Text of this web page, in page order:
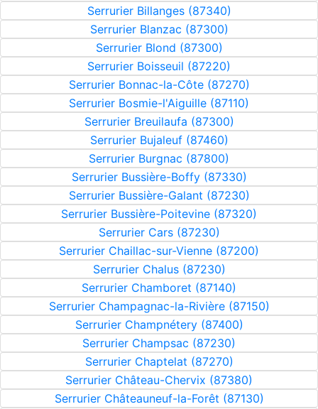
Serrurier Billanges (87340)
Serrurier Blanzac (87300)
Serrurier Blond (87300)
Serrurier Boisseuil (87220)
Serrurier Bonnac-la-Côte (87270)
Serrurier Bosmie-l'Aiguille (87110)
Serrurier Breuilaufa (87300)
Serrurier Bujaleuf (87460)
Serrurier Burgnac (87800)
Serrurier Bussière-Boffy (87330)
Serrurier Bussière-Galant (87230)
Serrurier Bussière-Poitevine (87320)
Serrurier Cars (87230)
Serrurier Chaillac-sur-Vienne (87200)
Serrurier Chalus (87230)
Serrurier Chamboret (87140)
Serrurier Champagnac-la-Rivière (87150)
Serrurier Champnétery (87400)
Serrurier Champsac (87230)
Serrurier Chaptelat (87270)
Serrurier Château-Chervix (87380)
Serrurier Châteauneuf-la-Forêt (87130)